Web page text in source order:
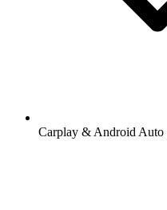
Carplay & Android Auto